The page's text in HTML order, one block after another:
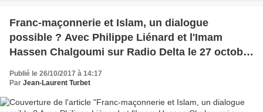
Franc-maçonnerie et Islam, un dialogue
possible ? Avec Philippe Liénard et l'Imam
Hassen Chalgoumi sur Radio Delta le 27 octobre
2017 à 20 heures
Publié le 26/10/2017 à 14:17
Par Jean-Laurent Turbet